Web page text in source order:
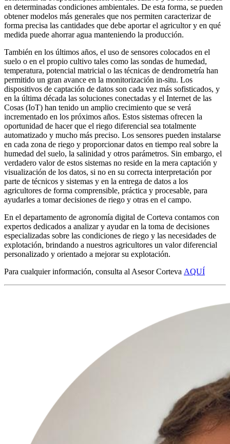
en determinadas condiciones ambientales. De esta forma, se pueden
obtener modelos más generales que nos permiten caracterizar de
forma precisa las cantidades que debe aportar el agricultor y en qué
medida puede ahorrar agua manteniendo la producción.
También en los últimos años, el uso de sensores colocados en el
suelo o en el propio cultivo tales como las sondas de humedad,
temperatura, potencial matricial o las técnicas de dendrometría han
permitido un gran avance en la monitorización in-situ. Los
dispositivos de captación de datos son cada vez más sofisticados, y
en la última década las soluciones conectadas y el Internet de las
Cosas (IoT) han tenido un amplio crecimiento que se verá
incrementado en los próximos años. Estos sistemas ofrecen la
oportunidad de hacer que el riego diferencial sea totalmente
automatizado y mucho más preciso. Los sensores pueden instalarse
en cada zona de riego y proporcionar datos en tiempo real sobre la
humedad del suelo, la salinidad y otros parámetros. Sin embargo, el
verdadero valor de estos sistemas no reside en la mera captación y
visualización de los datos, si no en su correcta interpretación por
parte de técnicos y sistemas y en la entrega de datos a los
agricultores de forma comprensible, práctica y procesable, para
ayudarles a tomar decisiones de riego y otras en el campo.
En el departamento de agronomía digital de Corteva contamos con
expertos dedicados a analizar y ayudar en la toma de decisiones
especializadas sobre las condiciones de riego y las necesidades de
explotación, brindando a nuestros agricultores un valor diferencial
personalizado y orientado a mejorar su explotación.
Para cualquier información, consulta al Asesor Corteva AQUÍ